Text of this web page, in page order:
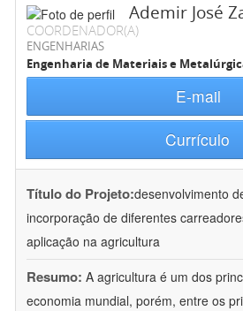
Ademir José
COORDENADOR(A)
ENGENHARIAS
Engenharia de Materiais e
E-mail
Currículo
Título do Projeto:desenvolvimento
incorporação de diferentes
aplicação na agricultura
Resumo: A agricultura é um dos
economia mundial, porém, entre os